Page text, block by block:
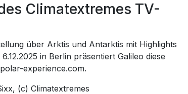
Climatextremes TV-
über Arktis und Antarktis mit Highlights
in Berlin präsentiert Galileo diese
experience.com.
, (c) Climatextremes